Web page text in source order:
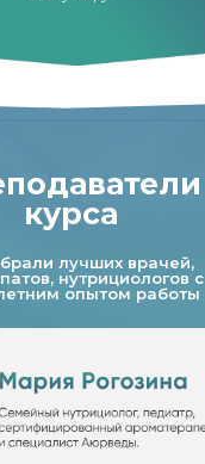
курса
лучших врачей,
нутрициологов с
опытом работы